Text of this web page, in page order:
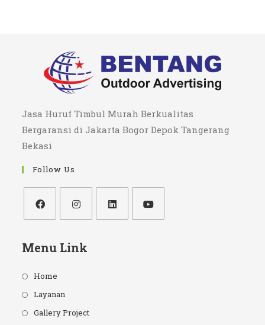
Jasa Huruf Timbul Murah Berkualitas
Bergaransi di Jakarta Bogor Depok Tangerang
Bekasi
Follow Us
in
new
in
Menu Link
Home
Layanan
Gallery Project